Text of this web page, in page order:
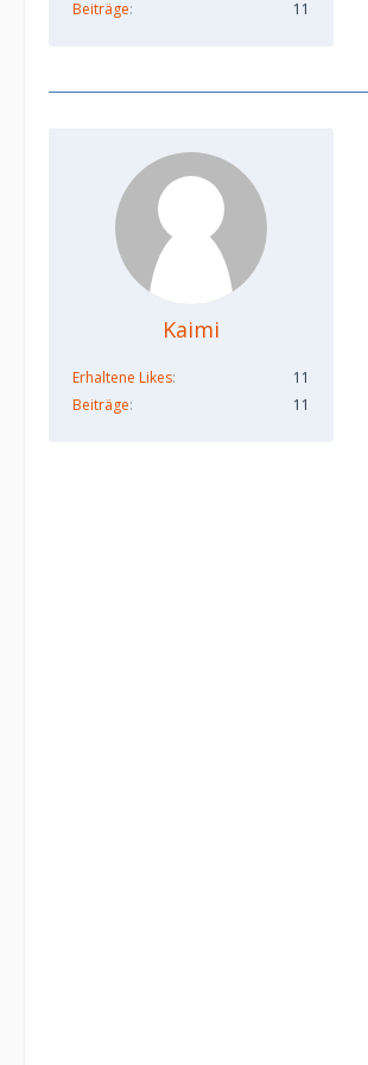
Beiträge
11
Kaimi
Erhaltene Likes
11
Beiträge
11